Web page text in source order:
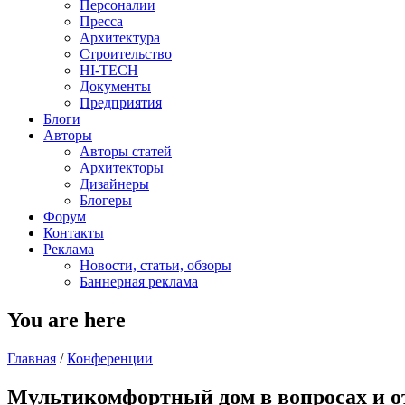
Персоналии
Пресса
Архитектура
Строительство
HI-TECH
Документы
Предприятия
Блоги
Авторы
Авторы статей
Архитекторы
Дизайнеры
Блогеры
Форум
Контакты
Реклама
Новости, статьи, обзоры
Баннерная реклама
You are here
Главная / Конференции
Мультикомфортный дом в вопросах и